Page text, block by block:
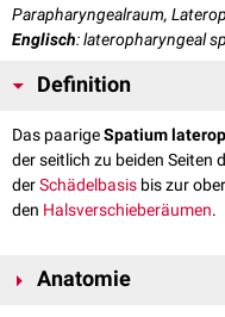
Parapharyngealraum,
Englisch: lateropharyngeal
Definition
Das paarigeSpatium
der seitlich zu beiden Seiten
derSchädelbasis bis zur
den Halsverschieberäumen.
Anatomie